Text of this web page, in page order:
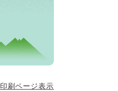
印刷ページ表示